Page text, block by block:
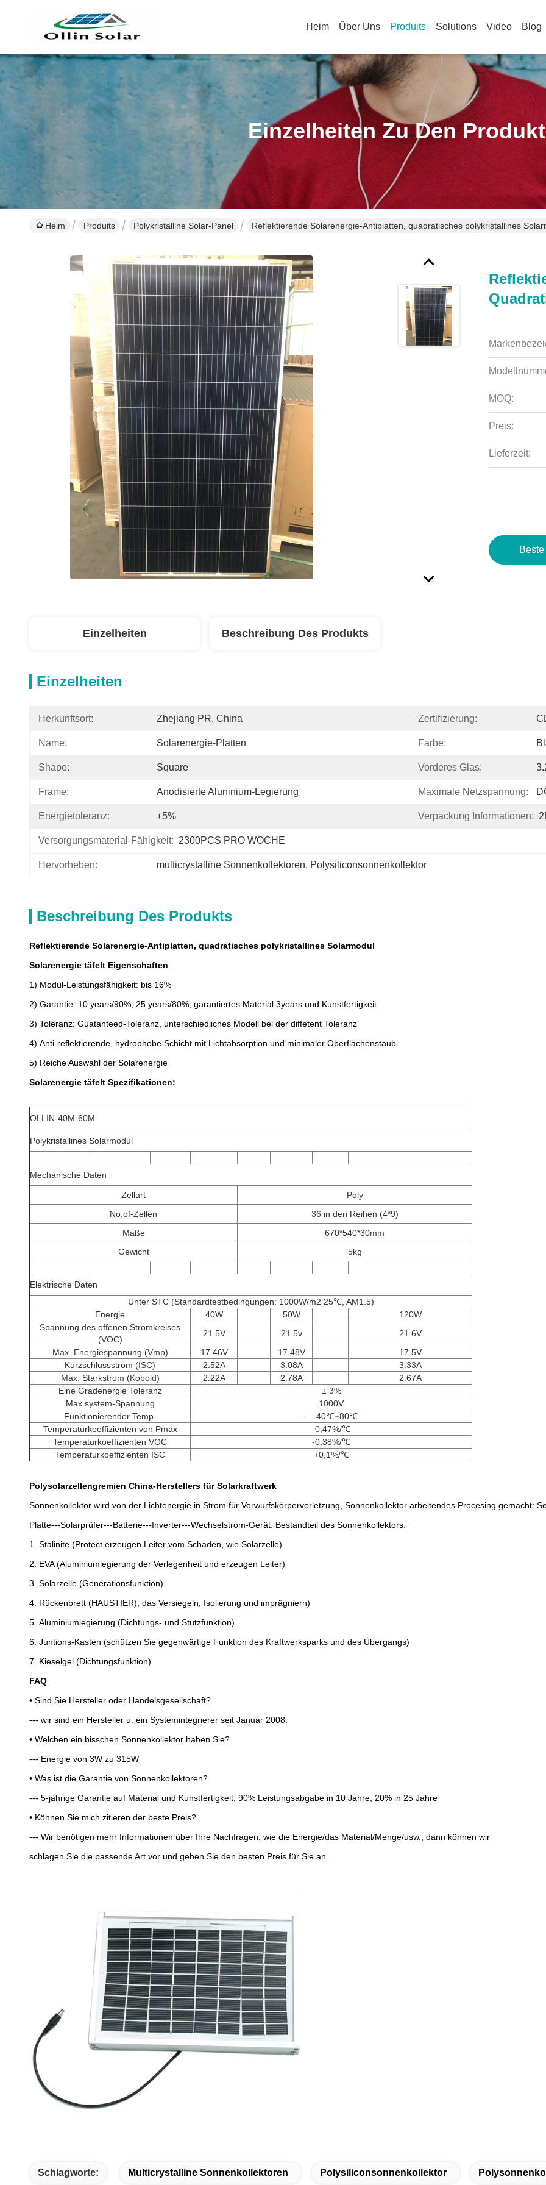
Heim Über Uns Produits Solutions Video Blog
Einzelheiten Zu Den
Heim Produits Polykristalline Solar-Panel Reflektierende Solarenergie-Antiplatten, quadratisches polykristallines
MOQ:
Preis:
Lieferzeit:
Einzelheiten Beschreibung Des Produkts
Einzelheiten
Herkunftsort: Zhejiang PR. China Zertifizierung:
Name: Solarenergie-Platten Farbe:
Shape: Square Vorderes Glas:
Frame: Anodisierte Aluninium-Legierung Maximale Netzspannung:
Energietoleranz: ±5% Verpackung Informationen:
Versorgungsmaterial-Fähigkeit: 2300PCS PRO WOCHE
Hervorheben: multicrystalline Sonnenkollektoren, Polysiliconsonnenkollektor
Beschreibung Des Produkts
Reflektierende Solarenergie-Antiplatten, quadratisches polykristallines Solarmodul
Solarenergie täfelt Eigenschaften
1) Modul-Leistungsfähigkeit: bis 16%
2) Garantie: 10 years/90%, 25 years/80%, garantiertes Material 3years und Kunstfertigkeit
3) Toleranz: Guatanteed-Toleranz, unterschiedliches Modell bei der diffetent Toleranz
4) Anti-reflektierende, hydrophobe Schicht mit Lichtabsorption und minimaler Oberflächenstaub
5) Reiche Auswahl der Solarenergie
Solarenergie täfelt Spezifikationen:
OLLIN-40M-60M
Polykristallines Solarmodul
Mechanische Daten
Zellart
Poly
No.of-Zellen
36 in den Reihen (4*9)
Maße
670*540*30mm
Gewicht
5kg
Elektrische Daten
Unter STC (Standardtestbedingungen: 1000W/m2 25℃, AM1.5)
Energie
40W 50W
120W
Spannung des offenen Stromkreises
(VOC)
21.5V 21.5v
21.6V
Max. Energiespannung (Vmp)
17.46V 17.48V
17.5V
Kurzschlussstrom (ISC)
2.52A 3.08A
3.33A
Max. Starkstrom (Kobold)
2.22A 2.78A
2.67A
Eine Gradenergie Toleranz
± 3%
Max.system-Spannung
1000V
Funktionierender Temp.
— 40℃~80℃
Temperaturkoeffizienten von Pmax
-0,47%/℃
Temperaturkoeffizienten VOC
-0,38%/℃
Temperaturkoeffizienten ISC
+0,1%/℃
Polysolarzellengremien China-Herstellers für Solarkraftwerk
Sonnenkollektor wird von der Lichtenergie in Strom für Vorwurfskörperverletzung, Sonnenkollektor arbeitendes Procesing gemacht:
Platte---Solarprüfer---Batterie---Inverter---Wechselstrom-Gerät. Bestandteil des Sonnenkollektors:
1. Stalinite (Protect erzeugen Leiter vom Schaden, wie Solarzelle)
2. EVA (Aluminiumlegierung der Verlegenheit und erzeugen Leiter)
3. Solarzelle (Generationsfunktion)
4. Rückenbrett (HAUSTIER), das Versiegeln, Isolierung und imprägniern)
5. Aluminiumlegierung (Dichtungs- und Stützfunktion)
6. Juntions-Kasten (schützen Sie gegenwärtige Funktion des Kraftwerksparks und des Übergangs)
7. Kieselgel (Dichtungsfunktion)
FAQ
• Sind Sie Hersteller oder Handelsgesellschaft?
--- wir sind ein Hersteller u. ein Systemintegrierer seit Januar 2008.
• Welchen ein bisschen Sonnenkollektor haben Sie?
--- Energie von 3W zu 315W
• Was ist die Garantie von Sonnenkollektoren?
--- 5-jährige Garantie auf Material und Kunstfertigkeit, 90% Leistungsabgabe in 10 Jahre, 20% in 25 Jahre
• Können Sie mich zitieren der beste Preis?
--- Wir benötigen mehr Informationen über Ihre Nachfragen, wie die Energie/das Material/Menge/usw., dann können wir
schlagen Sie die passende Art vor und geben Sie den besten Preis für Sie an.
Schlagworte: Multicrystalline Sonnenkollektoren Polysiliconsonnenkollektor